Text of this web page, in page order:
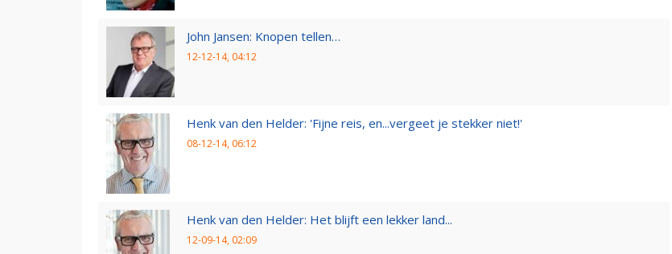
John Jansen: Knopen tellen…
12-12-14, 04:12
Henk van den Helder: 'Fijne reis, en...vergeet je stekker niet!'
08-12-14, 06:12
Henk van den Helder: Het blijft een lekker land...
12-09-14, 02:09